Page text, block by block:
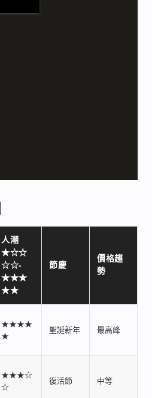
人潮
★☆☆
☆☆-
★★★
★★
節慶
價格趨
勢
★★★★
★
聖誕新年 最高峰
★★★☆
☆
復活節 中等